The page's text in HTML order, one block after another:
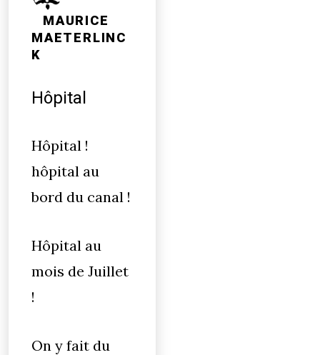
MAURICE
MAETERLINC
K
Hôpital
Hôpital !
hôpital au
bord du canal !
Hôpital au
mois de Juillet
!
On y fait du